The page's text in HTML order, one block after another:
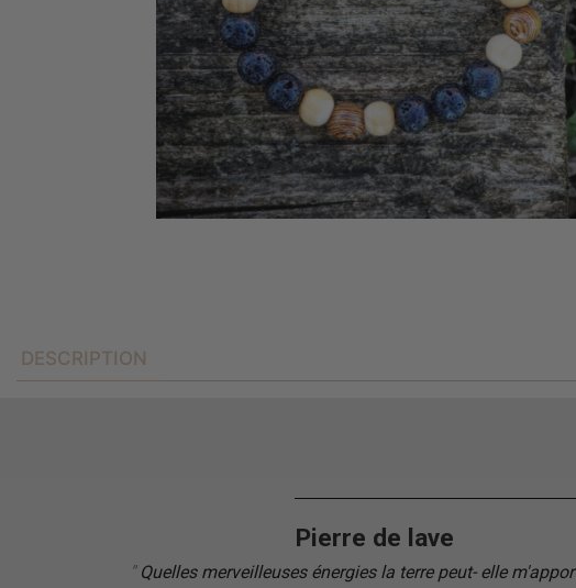
DESCRIPTION
Pierre de lave
" Quelles merveilleuses énergies la terre peut- elle